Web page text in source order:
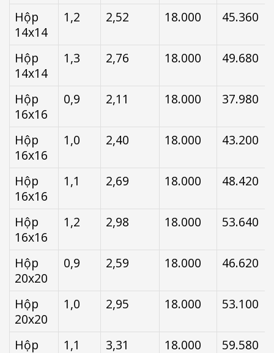
Hộp
14x14
1,2 2,52 18.000 45.360
Hộp
14x14
1,3 2,76 18.000 49.680
Hộp
16x16
0,9 2,11 18.000 37.980
Hộp
16x16
1,0 2,40 18.000 43.200
Hộp
16x16
1,1 2,69 18.000 48.420
Hộp
16x16
1,2 2,98 18.000 53.640
Hộp
20x20
0,9 2,59 18.000 46.620
Hộp
20x20
1,0 2,95 18.000 53.100
Hộp
1,1 3,31 18.000 59.580